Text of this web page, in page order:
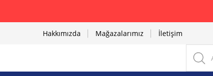
Hakkımızda Mağazalarımız İletişim